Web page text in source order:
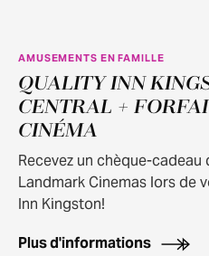
AMUSEMENTS EN FAMILLE
QUALITY INN
CENTRAL +
CINÉMA
Recevez un chèque-cadeau
Landmark Cinemas lors de
Inn Kingston!
Plus d'informations